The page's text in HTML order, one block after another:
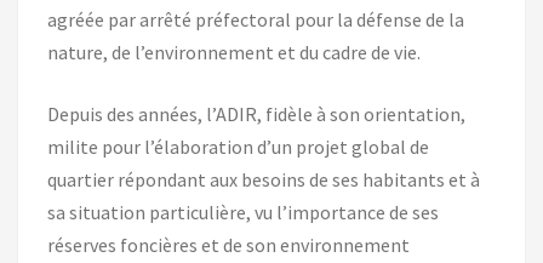
agréée par arrêté préfectoral pour la défense de la
nature, de l’environnement et du cadre de vie.
Depuis des années, l’ADIR, fidèle à son orientation,
milite pour l’élaboration d’un projet global de
quartier répondant aux besoins de ses habitants et à
sa situation particulière, vu l’importance de ses
réserves foncières et de son environnement